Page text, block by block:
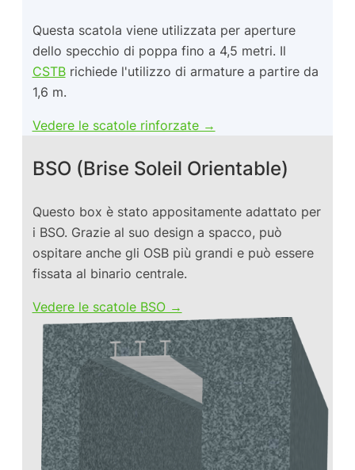
Questa scatola viene utilizzata per aperture
dello specchio di poppa fino a 4,5 metri. Il
CSTBrichiede l'utilizzo di armature a partire da
1,6 m.
Vedere le scatole rinforzate →
BSO (Brise Soleil Orientable)
Questo box è stato appositamente adattato per
i BSO. Grazie al suo design a spacco, può
ospitare anche gli OSB più grandi e può essere
fissata al binario centrale.
Vedere le scatole BSO →